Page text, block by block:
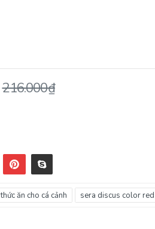
216.000₫
thức ăn cho cá cảnh sera discus color red